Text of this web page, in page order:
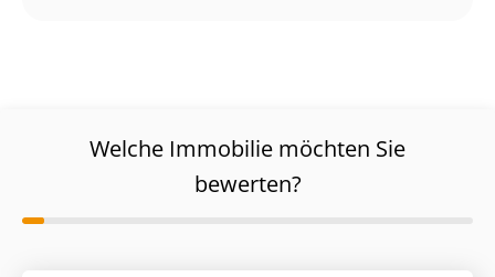
Welche Immobilie möchten Sie
bewerten?